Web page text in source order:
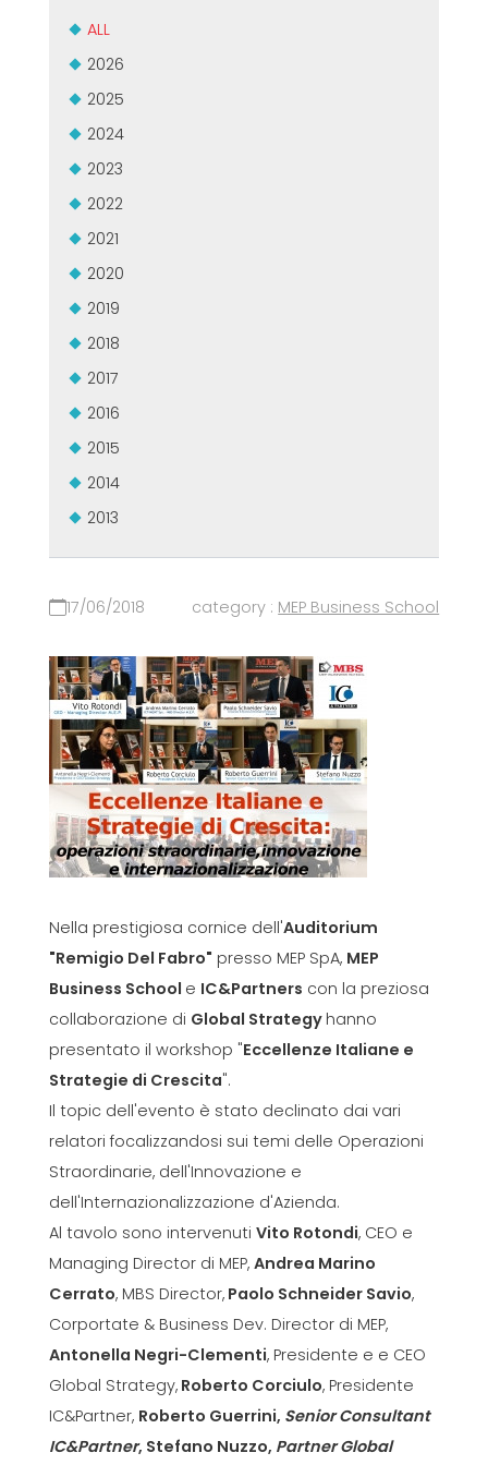
ALL
2026
2025
2024
2023
2022
2021
2020
2019
2018
2017
2016
2015
2014
2013
17/06/2018 category : MEP Business School
Nella prestigiosa cornice dell'Auditorium
"Remigio Del Fabro" presso MEP SpA, MEP
Business School e IC&Partners con la preziosa
collaborazione di Global Strategy hanno
presentato il workshop "Eccellenze Italiane e
Strategie di Crescita".
Il topic dell'evento è stato declinato dai vari
relatori focalizzandosi sui temi delle Operazioni
Straordinarie, dell'Innovazione e
dell'Internazionalizzazione d'Azienda.
Al tavolo sono intervenuti Vito Rotondi, CEO e
Managing Director di MEP, Andrea Marino
Cerrato, MBS Director,Paolo Schneider Savio,
Corportate & Business Dev. Director di MEP,
Antonella Negri-Clementi, Presidente e e CEO
Global Strategy,Roberto Corciulo, Presidente
IC&Partner, Roberto Guerrini, Senior Consultant
IC&Partner, Stefano Nuzzo, Partner Global